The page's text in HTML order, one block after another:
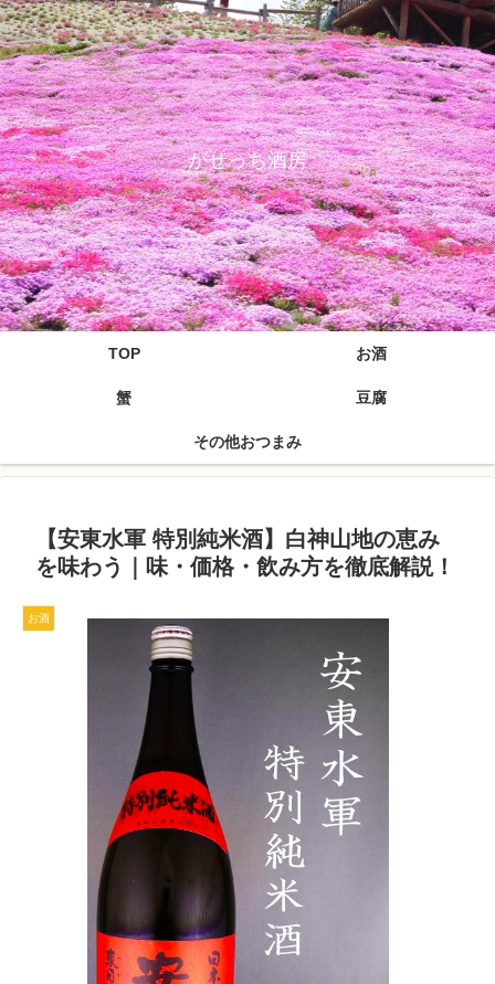
がせっち酒房
TOP お酒
蟹 豆腐
その他おつまみ
【安東水軍 特別純米酒】白神山地の恵み
を味わう｜味・価格・飲み方を徹底解説！
お酒